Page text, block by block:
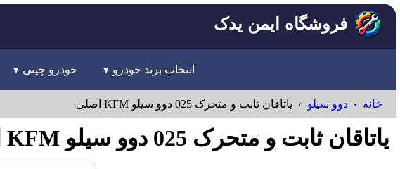
فروشگاه ایمن یدک
انتخاب برند خودرو خودرو چینی
خانه دوو سیلو یاتاقان ثابت و متحرک 025 دوو سیلو KFM اصلی
یاتاقان ثابت و متحرک 025 دوو سیلو KFM اصلی Daewoo